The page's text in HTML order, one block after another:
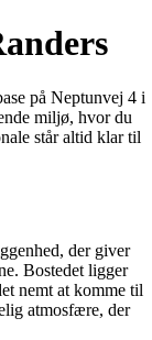
på Neptunvej 4 i
miljø, hvor du
står altid klar til
der giver
Bostedet ligger
nemt at komme til
atmosfære, der